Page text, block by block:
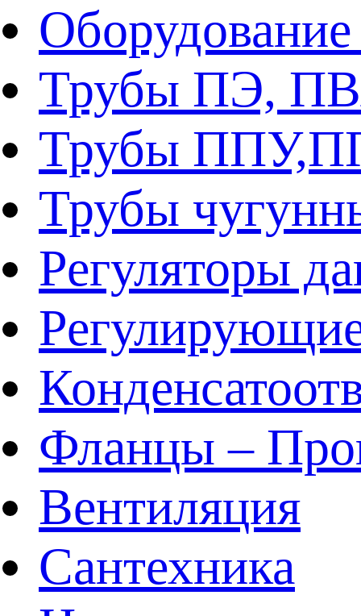
Трубы ПЭ,
Трубы
Трубы
Регуляторы
Фланцы –
Вентиляция
Сантехника